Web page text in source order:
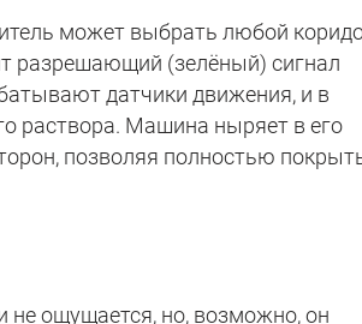
может выбрать любой
разрешающий (зелёный) сигнал
датчики движения, и в
раствора. Машина ныряет в его
позволяя полностью
не ощущается, но, возможно, он